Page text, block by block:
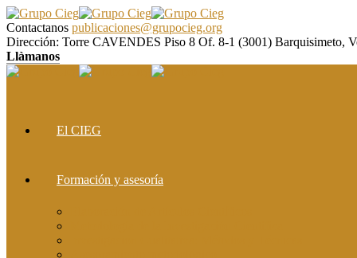
Contactanos publicaciones@grupocieg.org
Dirección: Torre CAVENDES Piso 8 Of. 8-1 (3001) Barquisimeto,
Llàmanos
El CIEG
Formación y asesoría